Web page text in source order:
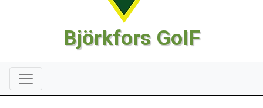
Björkfors GoIF